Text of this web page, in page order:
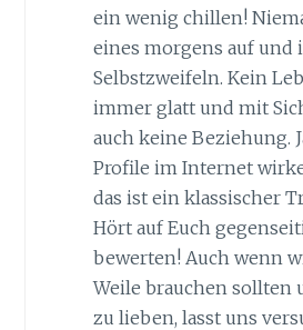
ein wenig chillen!
eines morgens auf und
Selbstzweifeln. Kein
immer glatt und mit
auch keine Beziehung.
Profile im Internet
das ist ein klassischer
Hört auf Euch
bewerten! Auch wenn
Weile brauchen sollten
zu lieben, lasst uns